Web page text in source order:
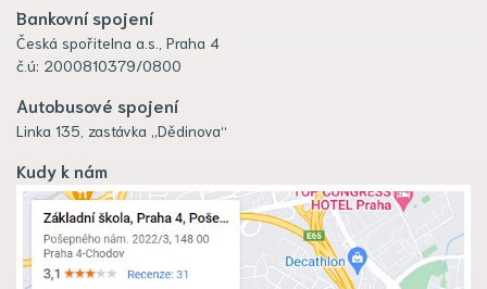
Bankovní spojení
Česká spořitelna a.s., Praha 4
č.ú: 2000810379/0800
Autobusové spojení
Linka 135, zastávka „Dědinova“
Kudy k nám